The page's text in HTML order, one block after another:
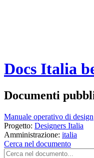
Docs Italia
Documenti
Manuale operativo di design
Progetto: Designers Italia
Amministrazione: italia
Cerca nel documento